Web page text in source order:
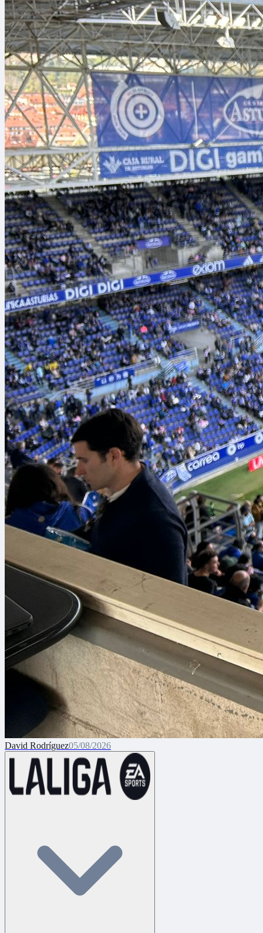
David Rodríguez05/08/2026